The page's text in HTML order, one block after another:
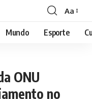
Font
Resizer
Aa
Mundo Esporte
ONU
no